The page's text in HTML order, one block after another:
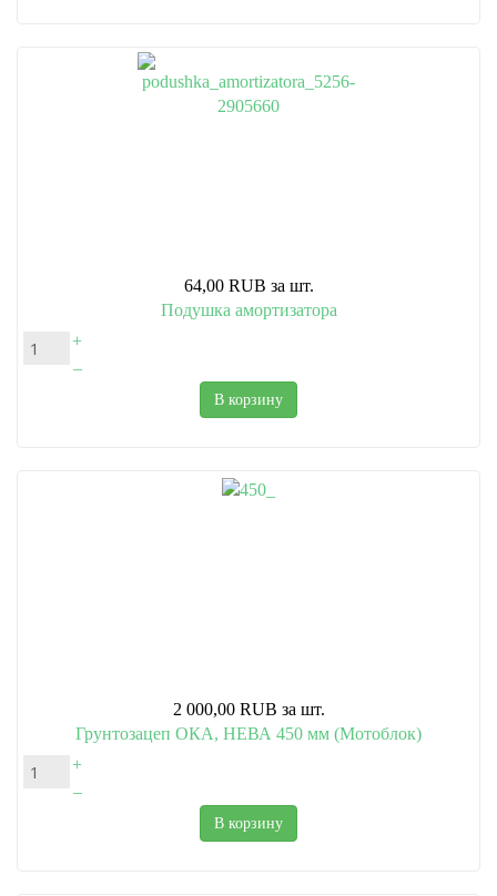
64,00 RUB за шт.
Подушка амортизатора
+
–
В корзину
2 000,00 RUB за шт.
Грунтозацеп ОКА, НЕВА 450 мм (Мотоблок)
+
–
В корзину